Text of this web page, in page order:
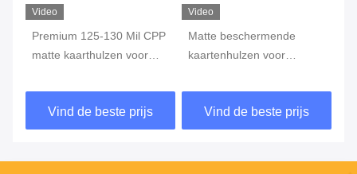
Video
Premium 125-130 Mil CPP
matte kaarthulzen voor
Vind de beste prijs
Video
Matte beschermende
kaartenhulzen voor
88 mm
Vind de beste prijs